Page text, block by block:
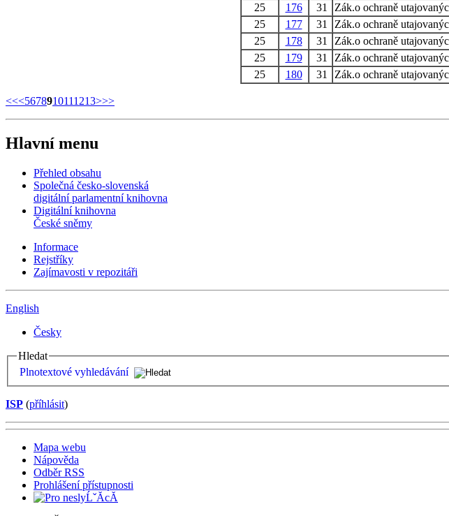
25
176 31 Zák.o ochraně
25
177 31 Zák.o ochraně
25
178 31 Zák.o ochraně
25
179 31 Zák.o ochraně
25
180 31 Zák.o ochraně
<<<5678910111213>>>
Hlavní menu
Přehled obsahu
Společná česko-slovenská
digitální parlamentní knihovna
Digitální knihovna
České sněmy
Informace
Rejstříky
Zajímavosti v repozitáři
English
Česky
Hledat
Plnotextové vyhledávání
ISP (příhlásit)
Mapa webu
Nápověda
Odběr RSS
Prohlášení přístupnosti